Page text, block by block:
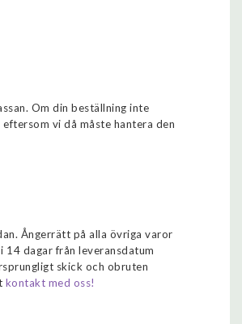
Om din beställning inte
vi då måste hantera den
Ångerrätt på alla övriga varor
14 dagar från leveransdatum
skick och obruten
kontakt med oss!